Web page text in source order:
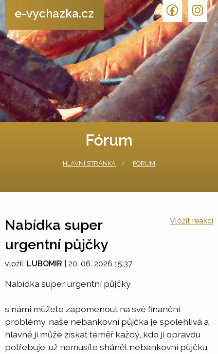
e-vychazka.cz
Fórum
HLAVNÍ STRÁNKA FÓRUM
Nabídka super
urgentní půjčky
Vložit reakci
vložil: LUBOMIR 20. 06. 2026 15:37
Nabídka super urgentní půjčky
s námi můžete zapomenout na své finanční
problémy. naše nebankovní půjčka je spolehlivá a
hlavně ji může získat téměř každý, kdo ji opravdu
potřebuje. už nemusíte shánět nebankovní půjčku.